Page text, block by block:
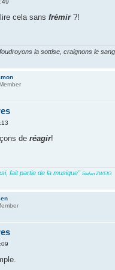
cela sans frémir ?!
la sottise, craignons le
de réagir!
fait partie de la musique" Stefan ZWEIG